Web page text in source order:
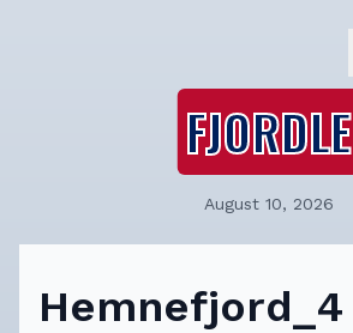
FJORDLE
August 10, 2026
Hemnefjord_4